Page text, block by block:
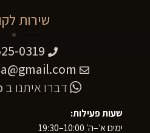
שירות
0319
דברו איתנו ב
שעות פעילות:
ימים א׳–ה׳ 10:00–19:30